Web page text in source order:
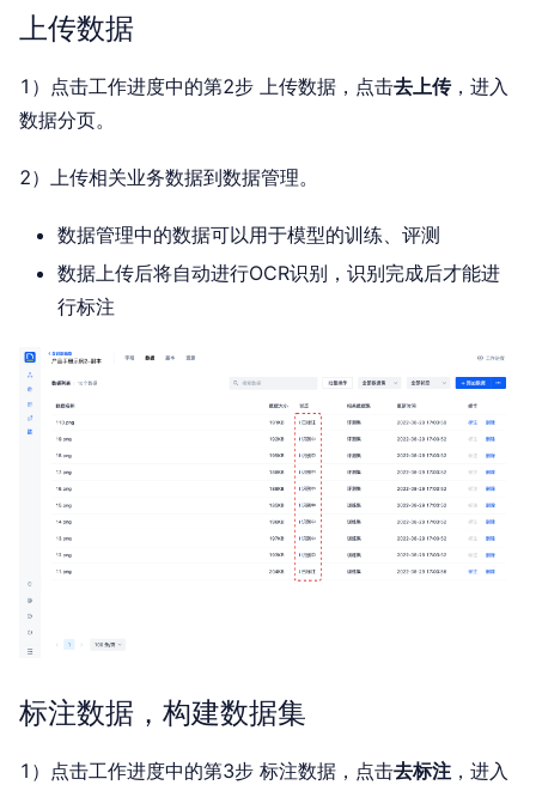
上传数据
1）点击工作进度中的第2步 上传数据，点击去上传，进入
数据分页。
2）上传相关业务数据到数据管理。
数据管理中的数据可以用于模型的训练、评测
数据上传后将自动进行OCR识别，识别完成后才能进
行标注
标注数据，构建数据集
1）点击工作进度中的第3步 标注数据，点击去标注 ，进入